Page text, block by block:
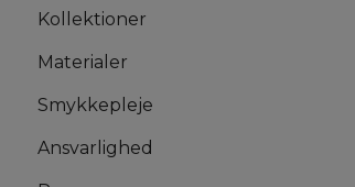
Kollektioner
Materialer
Smykkepleje
Ansvarlighed